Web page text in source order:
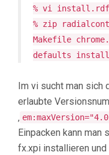
% vi install.rdf
% zip
Makefile
defaults
Im vi sucht man sich
erlaubte
‚
Einpacken kann man
fx.xpi installieren